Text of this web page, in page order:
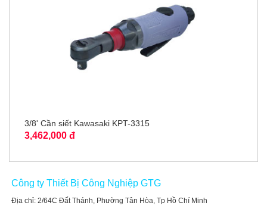
3/8' Cần siết Kawasaki KPT-3315
3,462,000 đ
Công ty Thiết Bị Công Nghiệp GTG
Địa chỉ: 2/64C Đất Thánh, Phường Tân Hòa, Tp Hồ Chí Minh